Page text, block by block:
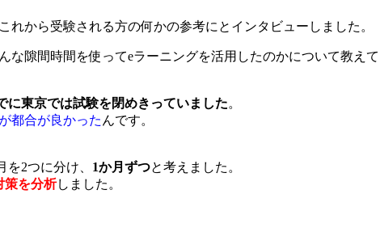
から受験される方の何かの参考にとインタビューしました。
な隙間時間を使ってeラーニングを活用したのかについて教えて
に東京では試験を閉めきっていました。
都合が良かった んです。
2つに分け、 1か月ずつと考えました。
策を分析しました。